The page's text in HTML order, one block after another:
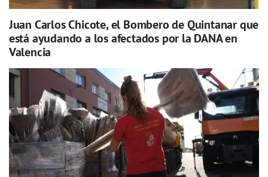
Juan Carlos Chicote, el Bombero de Quintanar que
está ayudando a los afectados por la DANA en
Valencia